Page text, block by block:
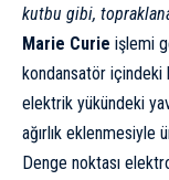
kutbu gibi,
Marie Curie işlemi
kondansatör içindeki
elektrik yükündeki
ağırlık eklenmesiyle
Denge noktası